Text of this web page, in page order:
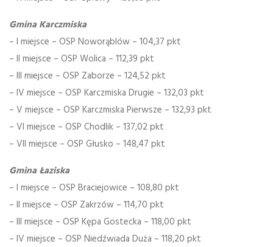
Gmina Karczmiska
– I miejsce – OSP Noworąblów – 104,37 pkt
– II miejsce – OSP Wolica – 112,39 pkt
– III miejsce – OSP Zaborze – 124,52 pkt
– IV miejsce – OSP Karczmiska Drugie – 132,03 pkt
– V miejsce – OSP Karczmiska Pierwsze – 132,93 pkt
– VI miejsce – OSP Chodlik – 137,02 pkt
– VII miejsce – OSP Głusko – 148,47 pkt
Gmina Łaziska
– I miejsce – OSP Braciejowice – 108,80 pkt
– II miejsce – OSP Zakrzów – 114,70 pkt
– III miejsce – OSP Kępa Gostecka – 118,00 pkt
– IV miejsce – OSP Niedźwiada Duża – 118,20 pkt